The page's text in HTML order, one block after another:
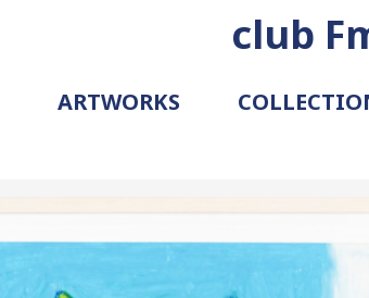
club
ARTWORKS